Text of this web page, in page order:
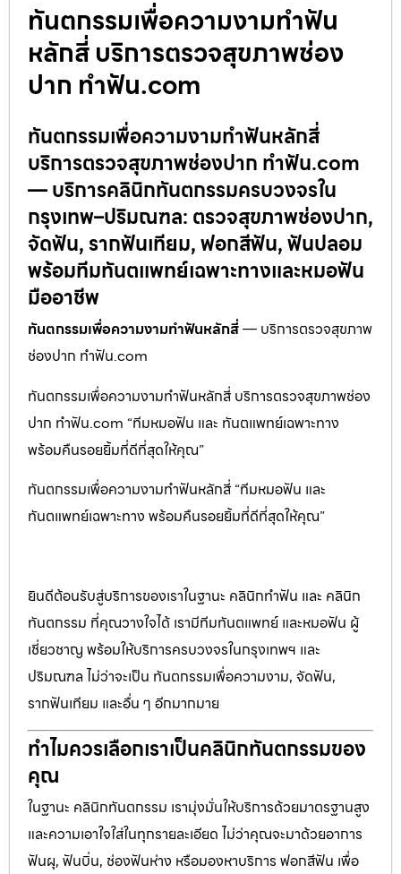
ทันตกรรมเพื่อความงามทำฟัน
หลักสี่ บริการตรวจสุขภาพช่อง
ปาก ทำฟัน.com
ทันตกรรมเพื่อความงามทำฟันหลักสี่
บริการตรวจสุขภาพช่องปาก ทำฟัน.com
— บริการคลินิกทันตกรรมครบวงจรใน
กรุงเทพ–ปริมณฑล: ตรวจสุขภาพช่องปาก,
จัดฟัน, รากฟันเทียม, ฟอกสีฟัน, ฟันปลอม
พร้อมทีมทันตแพทย์เฉพาะทางและหมอฟัน
มืออาชีพ
ทันตกรรมเพื่อความงามทำฟันหลักสี่— บริการตรวจสุขภาพ
ช่องปาก ทำฟัน.com
ทันตกรรมเพื่อความงามทำฟันหลักสี่ บริการตรวจสุขภาพช่อง
ปาก ทำฟัน.com “ทีมหมอฟัน และ ทันตแพทย์เฉพาะทาง
พร้อมคืนรอยยิ้มที่ดีที่สุดให้คุณ”
ทันตกรรมเพื่อความงามทำฟันหลักสี่ “ทีมหมอฟัน และ
ทันตแพทย์เฉพาะทาง พร้อมคืนรอยยิ้มที่ดีที่สุดให้คุณ”
ยินดีต้อนรับสู่บริการของเราในฐานะ คลินิกทำฟัน และ คลินิก
ทันตกรรม ที่คุณวางใจได้ เรามีทีมทันตแพทย์ และหมอฟัน ผู้
เชี่ยวชาญ พร้อมให้บริการครบวงจรในกรุงเทพฯ และ
ปริมณฑล ไม่ว่าจะเป็น ทันตกรรมเพื่อความงาม, จัดฟัน,
รากฟันเทียม และอื่น ๆ อีกมากมาย
ทำไมควรเลือกเราเป็นคลินิกทันตกรรมของ
คุณ
ในฐานะ คลินิกทันตกรรม เรามุ่งมั่นให้บริการด้วยมาตรฐานสูง
และความเอาใจใส่ในทุกรายละเอียด ไม่ว่าคุณจะมาด้วยอาการ
ฟันผุ, ฟันบิ่น, ช่องฟันห่าง หรือมองหาบริการ ฟอกสีฟัน เพื่อ